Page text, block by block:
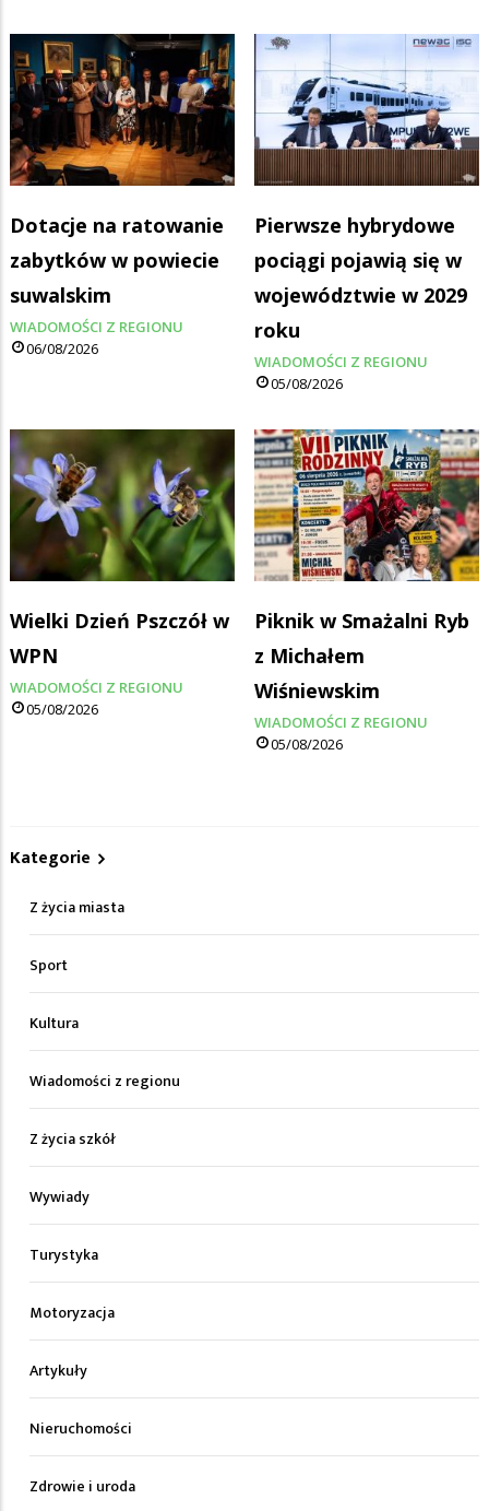
Dotacje na ratowanie
zabytków w powiecie
suwalskim
WIADOMOŚCI Z REGIONU
06/08/2026
Pierwsze hybrydowe
pociągi pojawią się w
województwie w 2029
roku
WIADOMOŚCI Z REGIONU
05/08/2026
Wielki Dzień Pszczół w
WPN
WIADOMOŚCI Z REGIONU
05/08/2026
Piknik w Smażalni Ryb
z Michałem
Wiśniewskim
WIADOMOŚCI Z REGIONU
05/08/2026
Kategorie
Z życia miasta
Sport
Kultura
Wiadomości z regionu
Z życia szkół
Wywiady
Turystyka
Motoryzacja
Artykuły
Nieruchomości
Zdrowie i uroda